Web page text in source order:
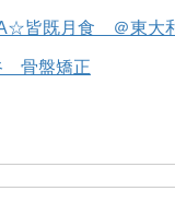
皆既月食 ＠東大
骨盤矯正